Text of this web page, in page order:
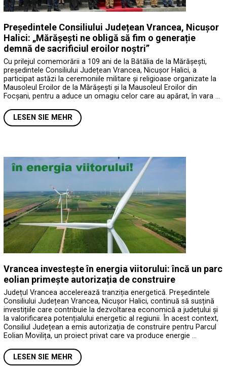
Președintele Consiliului Județean Vrancea, Nicușor
Halici: „Mărășești ne obligă să fim o generație
demnă de sacrificiul eroilor noștri”
Cu prilejul comemorării a 109 ani de la Bătălia de la Mărășești,
președintele Consiliului Județean Vrancea, Nicușor Halici, a
participat astăzi la ceremoniile militare și religioase organizate la
Mausoleul Eroilor de la Mărășești și la Mausoleul Eroilor din
Focșani, pentru a aduce un omagiu celor care au apărat, în vara …
LESEN SIE MEHR
Vrancea investește în energia viitorului: încă un parc
eolian primește autorizația de construire
Județul Vrancea accelerează tranziția energetică. Președintele
Consiliului Județean Vrancea, Nicușor Halici, continuă să susțină
investițiile care contribuie la dezvoltarea economică a județului și
la valorificarea potențialului energetic al regiunii. În acest context,
Consiliul Județean a emis autorizația de construire pentru Parcul
Eolian Movilița, un proiect privat care va produce energie …
LESEN SIE MEHR